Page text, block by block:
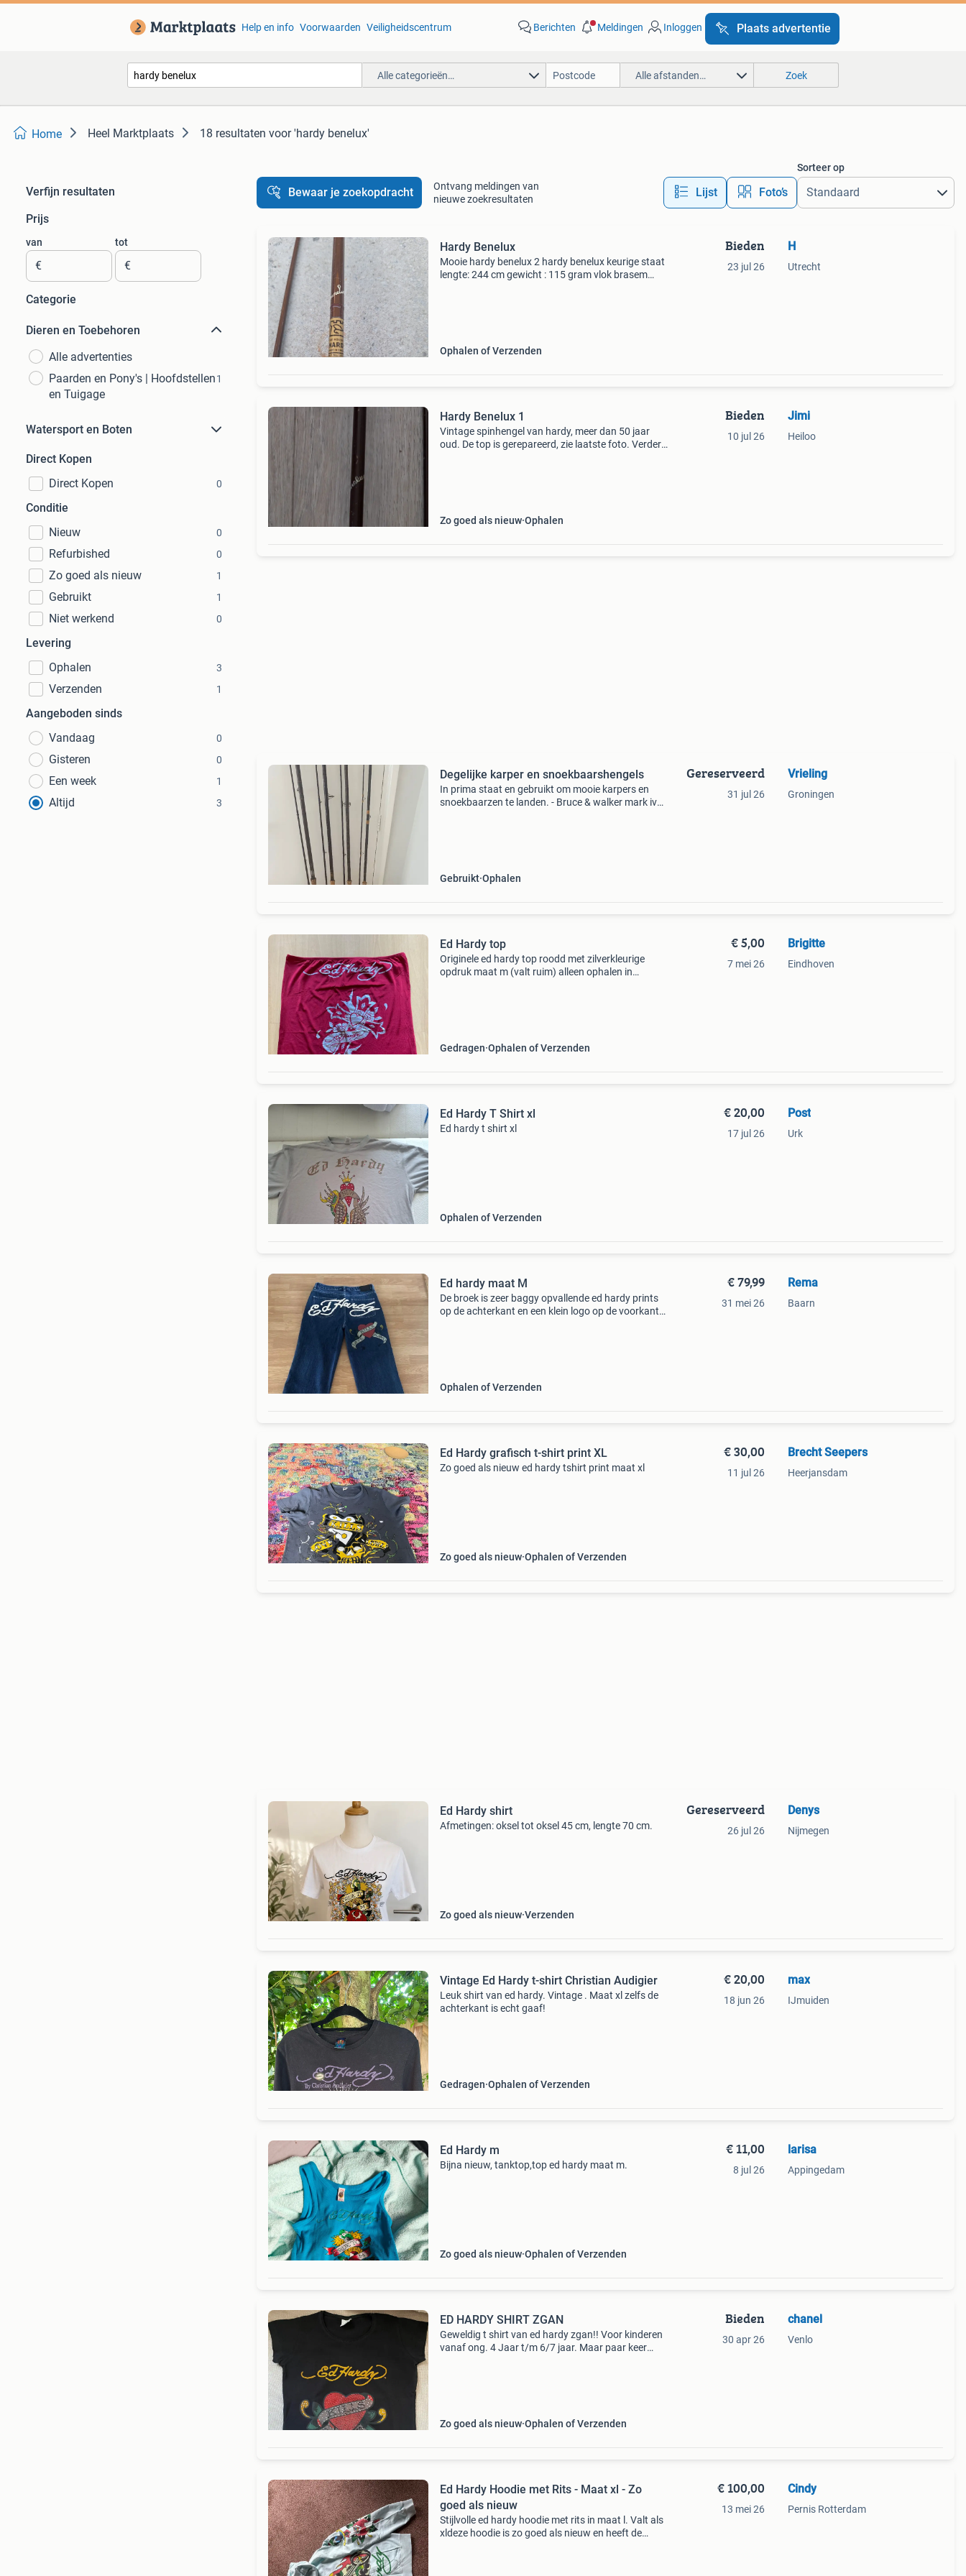
Help en info Voorwaarden Veiligheidscentrum Berichten Meldingen Inloggen Plaats advertentie
Alle categorieën… Alle afstanden… Zoek
Home Heel Marktplaats 18 resultaten voor 'hardy benelux'
Verfijn resultaten
Prijs
van
€
tot
€
Categorie
Dieren en Toebehoren
Alle advertenties
Paarden en Pony's | Hoofdstellen
en Tuigage
1
Watersport en Boten
Direct Kopen
Direct Kopen
0
Conditie
Nieuw
0
Refurbished 0
Zo goed als nieuw 1
Gebruikt 1
Niet werkend 0
Levering
Ophalen
3
Verzenden 1
Aangeboden sinds
Vandaag
0
Gisteren 0
Een week 1
Altijd 3
Bewaar je zoekopdracht
Ontvang meldingen van
nieuwe zoekresultaten
Lijst Foto’s
Sorteer op
Hardy Benelux
Mooie hardy benelux 2 hardy benelux keurige staat
lengte: 244 cm gewicht : 115 gram vlok brasem
Ophalen of Verzenden
Bieden
23 jul 26
H
Utrecht
Hardy Benelux 1
Vintage spinhengel van hardy, meer dan 50 jaar
oud. De top is gerepareerd, zie laatste foto. Verder
Zo goed als nieuw Ophalen
Bieden
10 jul 26
Jimi
Heiloo
Degelijke karper en snoekbaarshengels
In prima staat en gebruikt om mooie karpers en
snoekbaarzen te landen. - Bruce & walker mark iv
Gebruikt Ophalen
Gereserveerd
31 jul 26
Vrieling
Groningen
Ed Hardy top
Originele ed hardy top roodd met zilverkleurige
opdruk maat m (valt ruim) alleen ophalen in
Gedragen Ophalen of Verzenden
€ 5,00
7 mei 26
Brigitte
Eindhoven
Ed Hardy T Shirt xl
Ed hardy t shirt xl
Ophalen of Verzenden
€ 20,00
17 jul 26
Post
Urk
Ed hardy maat M
De broek is zeer baggy opvallende ed hardy prints
op de achterkant en een klein logo op de voorkant.
Ophalen of Verzenden
€ 79,99
31 mei 26
Rema
Baarn
Ed Hardy grafisch t-shirt print XL
Zo goed als nieuw ed hardy tshirt print maat xl
Zo goed als nieuw Ophalen of Verzenden
€ 30,00
11 jul 26
Brecht Seepers
Heerjansdam
Ed Hardy shirt
Afmetingen: oksel tot oksel 45 cm, lengte 70 cm.
Zo goed als nieuw Verzenden
Gereserveerd
26 jul 26
Denys
Nijmegen
Vintage Ed Hardy t-shirt Christian Audigier
Leuk shirt van ed hardy. Vintage . Maat xl zelfs de
achterkant is echt gaaf!
Gedragen Ophalen of Verzenden
€ 20,00
18 jun 26
max
IJmuiden
Ed Hardy m
Bijna nieuw, tanktop,top ed hardy maat m.
Zo goed als nieuw Ophalen of Verzenden
€ 11,00
8 jul 26
larisa
Appingedam
ED HARDY SHIRT ZGAN
Geweldig t shirt van ed hardy zgan!! Voor kinderen
vanaf ong. 4 Jaar t/m 6/7 jaar. Maar paar keer
Zo goed als nieuw Ophalen of Verzenden
Bieden
30 apr 26
chanel
Venlo
Ed Hardy Hoodie met Rits - Maat xl - Zo
goed als nieuw
Stijlvolle ed hardy hoodie met rits in maat l. Valt als
xldeze hoodie is zo goed als nieuw en heeft de
€ 100,00
13 mei 26
Cindy
Pernis Rotterdam